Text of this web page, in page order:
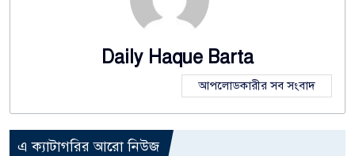
Daily Haque Barta
আপলোডকারীর সব সংবাদ
এ ক্যাটাগরির আরো নিউজ